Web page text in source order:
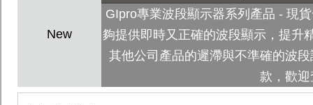
New
GIpro專業波段顯示器系列產品 - 現
夠提供即時又正確的波段顯示，提升
其他公司產品的遲滯與不準確的波
款，歡